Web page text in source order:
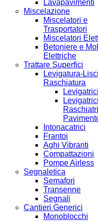
Lavapavimenti
Miscelazione
Miscelatori e
Trasportatori
Miscelatori
Betoniere e
Elettriche
Trattare Superfici
Levigatura-
Raschiatura
Intonacatrici
Frantoi
Aghi Vibranti
Compattazioni
Pompe Airless
Segnaletica
Semafori
Transenne
Segnali
Cantieri Generici
Monoblocchi